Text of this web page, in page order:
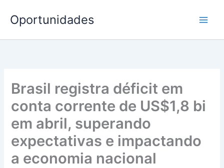
para
conteúdo
Oportunidades
Brasil registra déficit em
conta corrente de US$1,8 bi
em abril, superando
expectativas e impactando
a economia nacional